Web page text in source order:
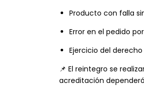
Producto con falla
Error en el pedido
Ejercicio del
📌 El reintegro se
acreditación